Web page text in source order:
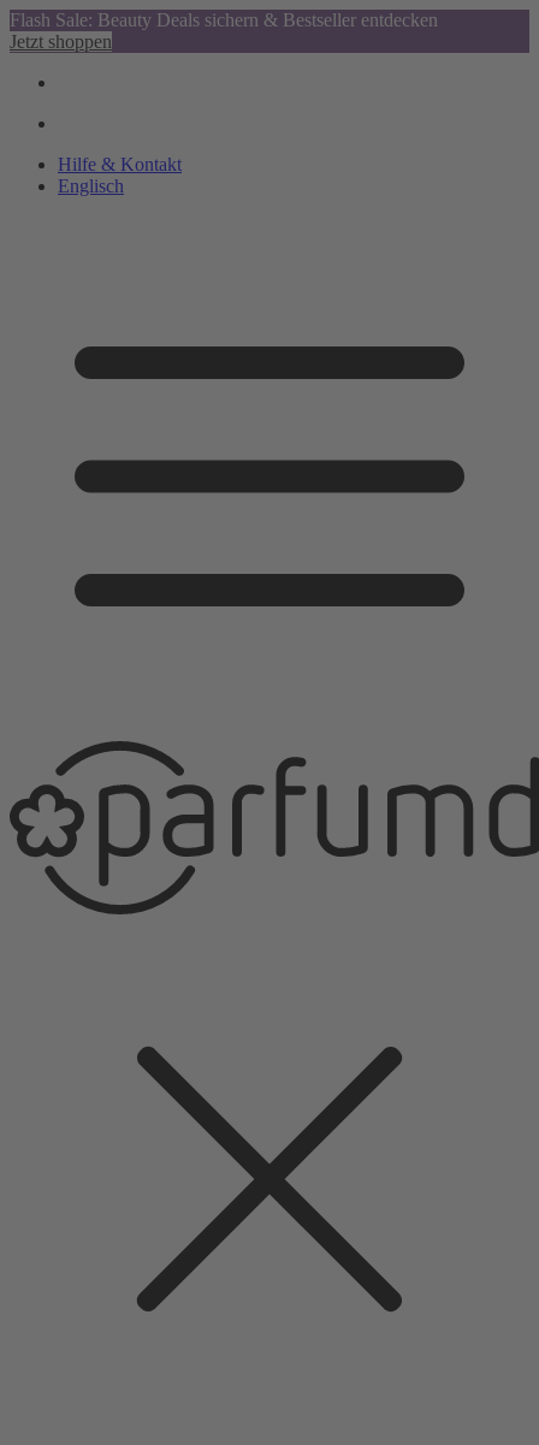
Flash Sale: Beauty Deals sichern & Bestseller entdecken
Jetzt shoppen
Hilfe & Kontakt
Englisch